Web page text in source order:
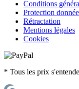
Conditions
Protection
Rétractation
Mentions légales
Cookies
* Tous les prix